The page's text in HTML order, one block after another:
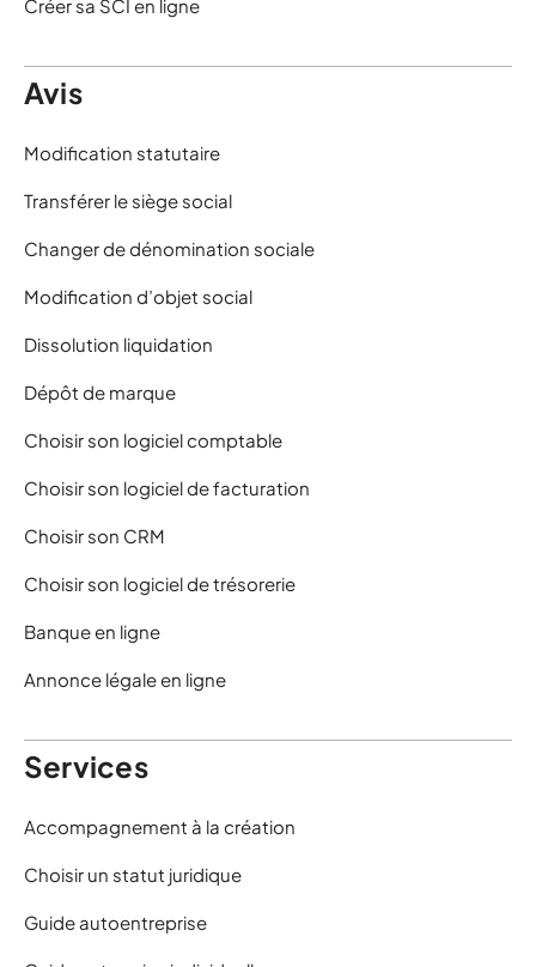
Créer sa SCI en ligne
Avis
Modification statutaire
Transférer le siège social
Changer de dénomination sociale
Modification d’objet social
Dissolution liquidation
Dépôt de marque
Choisir son logiciel comptable
Choisir son logiciel de facturation
Choisir son CRM
Choisir son logiciel de trésorerie
Banque en ligne
Annonce légale en ligne
Services
Accompagnement à la création
Choisir un statut juridique
Guide autoentreprise